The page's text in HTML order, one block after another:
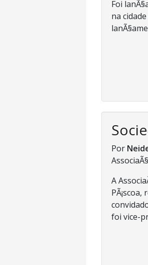
Foi
na
Por
A
foi vice-